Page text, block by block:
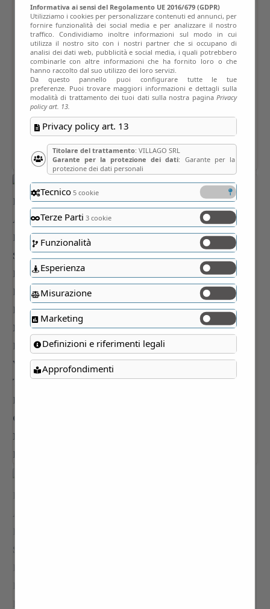
Informativa ai sensi del Regolamento UE 2016/679 (GDPR)
Utilizziamo i cookies per personalizzare contenuti ed annunci, per
fornire funzionalità dei social media e per analizzare il nostro
traffico. Condividiamo inoltre informazioni sul modo in cui
utilizza il nostro sito con i nostri partner che si occupano di
analisi dei dati web, pubblicità e social media, i quali potrebbero
combinarle con altre informazioni che ha fornito loro o che
hanno raccolto dal suo utilizzo dei loro servizi.
Da questo pannello puoi configurare tutte le tue
preferenze. Puoi trovare maggiori informazioni e dettagli sulla
modalità di trattamento dei tuoi dati sulla nostra paginaPrivacy
policy art. 13.
Privacy policy art. 13
Titolare del trattamento: VILLAGO SRL
Garante per la protezione dei dati: Garante per la
protezione dei dati personali
Tecnico5 cookie
Terze Parti 3 cookie
Funzionalità
Esperienza
Misurazione
Marketing
Definizioni e riferimenti legali
Approfondimenti